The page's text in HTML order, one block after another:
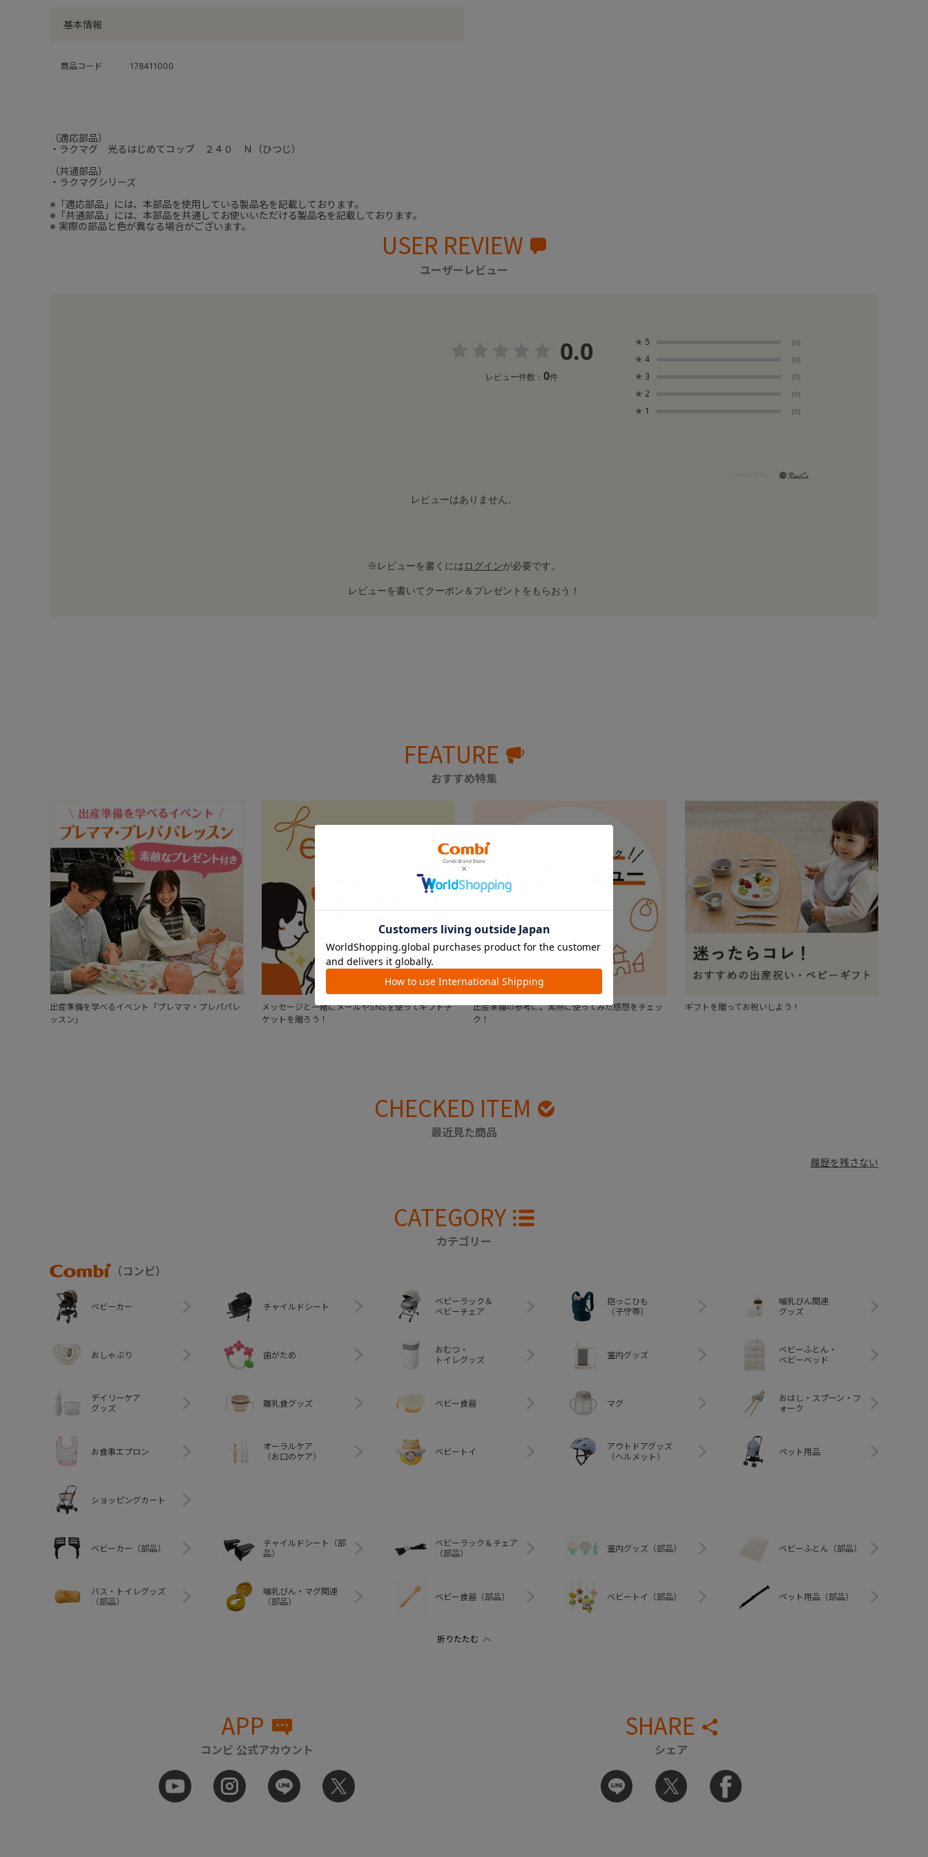
基本情報
商品コード 178411000
（適応部品）
・ラクマグ 光るはじめてコップ ２４０ Ｎ（ひつじ）
（共通部品）
・ラクマグシリーズ
※「適応部品」には、本部品を使用している製品名を記載しております。
※「共通部品」には、本部品を共通してお使いいただける製品名を記載しております。
※ 実際の部品と色が異なる場合がございます。
USER REVIEW
ユーザーレビュー
0.0
レビュー件数： 0件
★ 5 (0)
★ 4 (0)
★ 3 (0)
★ 2 (0)
★ 1 (0)
レビューはありません。
※レビューを書くにはログインが必要です。
レビューを書いてクーポン＆プレゼントをもらおう！
FEATURE
おすすめ特集
出産準備を学べるイベント「プレママ・プレパパレ
ッスン」
メッセージと一緒にメールやSNSを使ってギフトチ
ケットを贈ろう！
出産準備の参考に。実際に使ってみた感想をチェッ
ク！
ギフトを贈ってお祝いしよう！
CHECKED ITEM
最近見た商品
履歴を残さない
CATEGORY
カテゴリー
Combi
（コンビ）
ベビーカー チャイルドシート
ベビーラック＆
ベビーチェア
抱っこひも
（子守帯）
哺乳びん関連
グッズ
おしゃぶり 歯がため
おむつ・
トイレグッズ
室内グッズ
ベビーふとん・
ベビーベッド
デイリーケア
グッズ
離乳食グッズ ベビー食器 マグ
おはし・スプーン・フ
ォーク
お食事エプロン
オーラルケア
（お口のケア）
ベビートイ
アウトドアグッズ
（ヘルメット）
ペット用品
ショッピングカート
ベビーカー（部品）
チャイルドシート（部
品）
ベビーラック＆チェア
（部品）
室内グッズ（部品） ベビーふとん（部品）
バス・トイレグッズ
（部品）
哺乳びん・マグ関連
（部品）
ベビー食器（部品） ベビートイ（部品） ペット用品（部品）
APP
コンビ 公式アカウント
SHARE
シェア